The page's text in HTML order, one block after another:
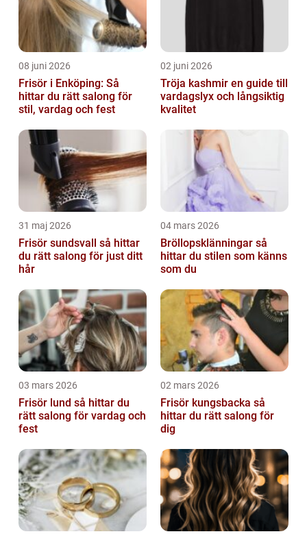
08 juni 2026
Frisör i Enköping: Så
hittar du rätt salong för
stil, vardag och fest
02 juni 2026
Tröja kashmir en guide till
vardagslyx och långsiktig
kvalitet
31 maj 2026
Frisör sundsvall så hittar
du rätt salong för just ditt
hår
04 mars 2026
Bröllopsklänningar så
hittar du stilen som känns
som du
03 mars 2026
Frisör lund så hittar du
rätt salong för vardag och
fest
02 mars 2026
Frisör kungsbacka så
hittar du rätt salong för
dig